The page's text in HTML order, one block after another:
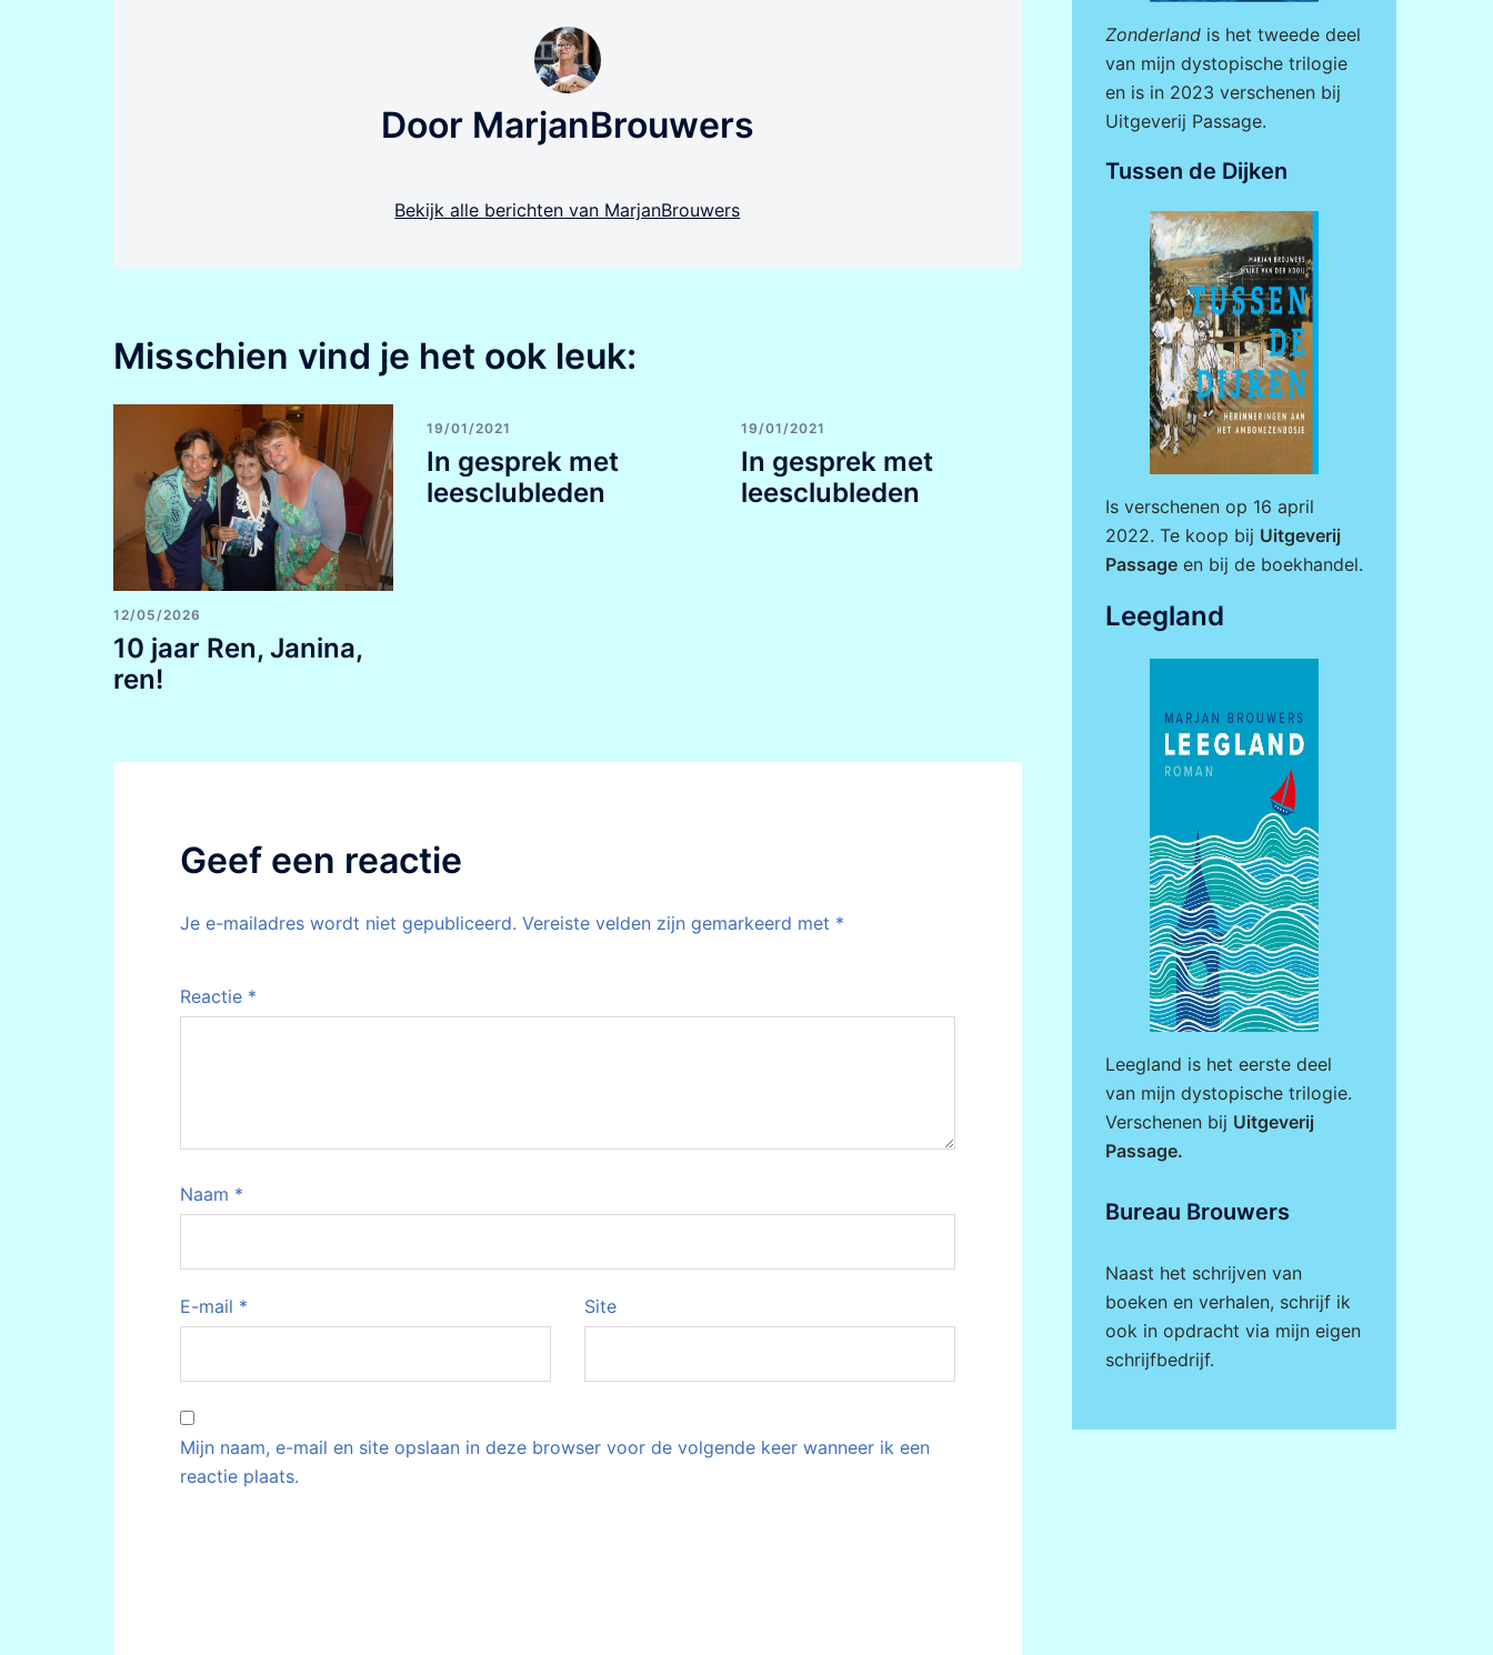
Door MarjanBrouwers
Bekijk alle berichten van MarjanBrouwers
Misschien vind je het ook leuk:
12/05/2026
10 jaar Ren, Janina,
ren!
19/01/2021
In gesprek met
leesclubleden
19/01/2021
In gesprek met
leesclubleden
Geef een reactie
Je e-mailadres wordt niet gepubliceerd. Vereiste velden zijn gemarkeerd met *
Reactie *
Naam *
E-mail * Site
Mijn naam, e-mail en site opslaan in deze browser voor de volgende keer wanneer ik een
reactie plaats.
Zonderlandis het tweede deel
van mijn dystopische trilogie
en is in 2023 verschenen bij
Uitgeverij Passage.
Tussen de Dijken
Is verschenen op 16 april
2022. Te koop bij Uitgeverij
Passageen bij de boekhandel.
Leegland
Leegland is het eerste deel
van mijn dystopische trilogie.
Verschenen bij Uitgeverij
Passage.
Bureau Brouwers
Naast het schrijven van
boeken en verhalen, schrijf ik
ook in opdracht via mijn eigen
schrijfbedrijf.